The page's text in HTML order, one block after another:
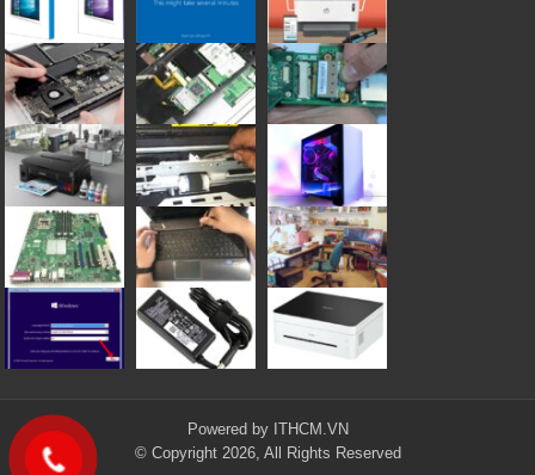
Powered by ITHCM.VN
© Copyright 2026, All Rights Reserved